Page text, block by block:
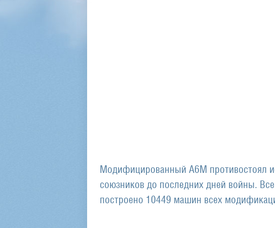
Модифицированный А6М противостоял
союзников до последних дней войны.
построено 10449 машин всех